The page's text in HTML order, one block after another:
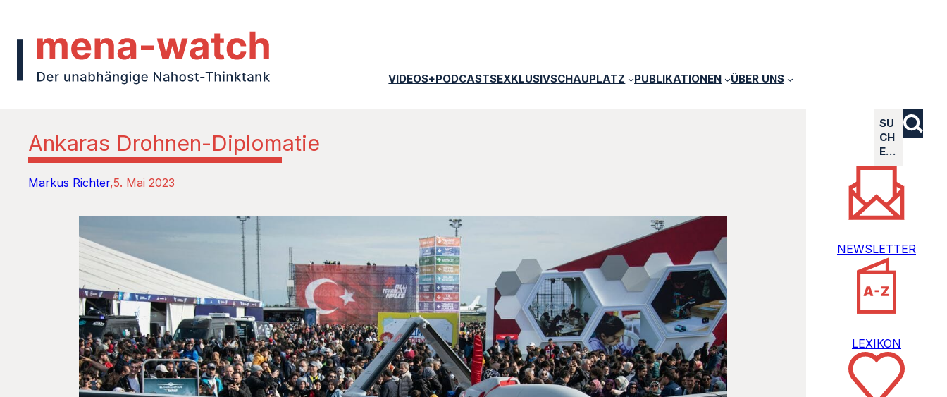
VIDEOS+PODCASTSEXKLUSIVSCHAUPLATZ PUBLIKATIONEN ÜBER UNS
Ankaras Drohnen-Diplomatie
Markus Richter 5. Mai 2023
SU
CH
E…
NEWSLETTER
LEXIKON